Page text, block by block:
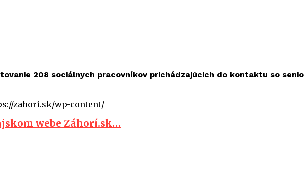
208 sociálnych pracovníkov prichádzajúcich do kontaktu so
zahori.sk/wp-content/
webe Záhorí.sk…